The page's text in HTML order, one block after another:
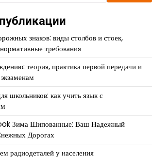
знаков: виды столбов и стоек,
требования
теория, практика первой передачи и
школьников: как учить язык с
Зима Шипованные: Ваш Надежный
Дорогах
радиодеталей у населения